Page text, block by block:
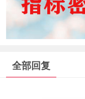
全部回复